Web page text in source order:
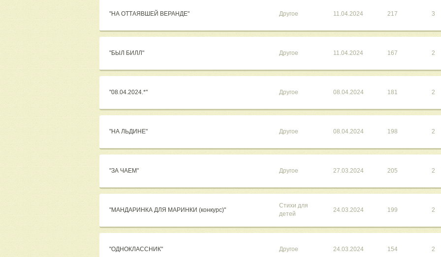
"НА ОТТАЯВШЕЙ ВЕРАНДЕ" Другое 11.04.2024 217 3
"БЫЛ БИЛЛ" Другое 11.04.2024 167 2
"08.04.2024.*" Другое 08.04.2024 181 2
"НА ЛЬДИНЕ" Другое 08.04.2024 198 2
"ЗА ЧАЕМ" Другое 27.03.2024 205 2
"МАНДАРИНКА ДЛЯ МАРИНКИ (конкурс)"
Стихи для
детей
24.03.2024 199 2
"ОДНОКЛАССНИК" Другое 24.03.2024 154 2